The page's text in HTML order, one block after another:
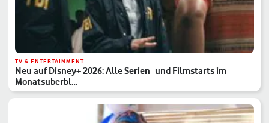
TV & ENTERTAINMENT
Neu auf Disney+ 2026: Alle Serien- und Filmstarts im
Monatsüberbl…